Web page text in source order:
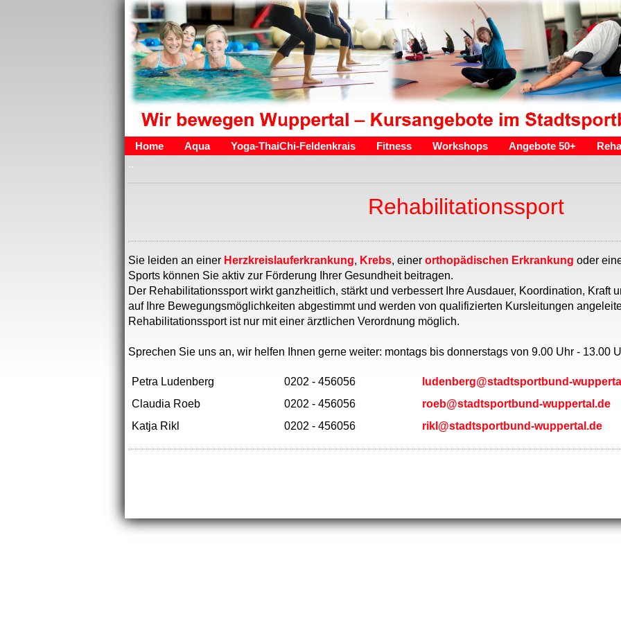
Home Aqua Yoga-ThaiChi-Feldenkrais Fitness Workshops Angebote 50+
..
Rehabilitationssport
Sie leiden an einer Herzkreislauferkrankung, Krebs, einer orthopädischen Erkrankung oder
Sports können Sie aktiv zur Förderung Ihrer Gesundheit beitragen.
Der Rehabilitationssport wirkt ganzheitlich, stärkt und verbessert Ihre Ausdauer, Koordination, Kraft
auf Ihre Bewegungsmöglichkeiten abgestimmt und werden von qualifizierten Kursleitungen
Rehabilitationssport ist nur mit einer ärztlichen Verordnung möglich.
Sprechen Sie uns an, wir helfen Ihnen gerne weiter: montags bis donnerstags von 9.00 Uhr - 13.00
Petra Ludenberg 0202 - 456056
ludenberg@stadtsportbund-
Claudia Roeb
0202 - 456056
roeb@stadtsportbund-wuppertal.de
Katja Rikl
0202 - 456056 rikl@stadtsportbund-wuppertal.de